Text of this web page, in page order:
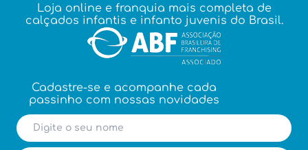
Loja online e franquia mais completa de
calçados infantis e infanto juvenis do Brasil.
Cadastre-se e acompanhe cada
passinho com nossas novidades